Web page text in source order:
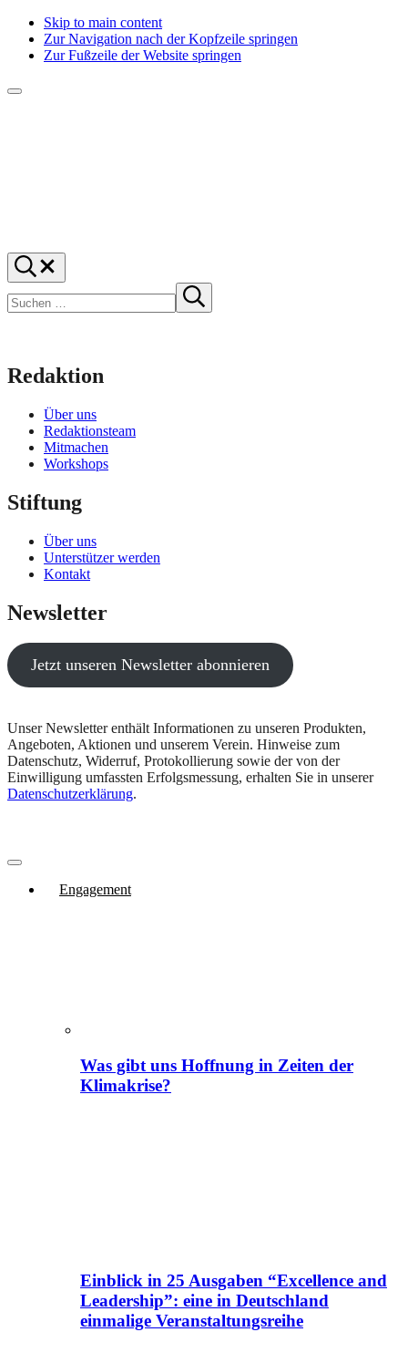
Skip to main content
Zur Navigation nach der Kopfzeile springen
Zur Fußzeile der Website springen
Menü
f1rstlife
Und
was
denkst
du?
Suchen
…
Suche
starten
Redaktion
Über uns
Redaktionsteam
Mitmachen
Workshops
Stiftung
Über uns
Unterstützer werden
Kontakt
Newsletter
Jetzt unseren Newsletter abonnieren
Unser Newsletter enthält Informationen zu unseren Produkten,
Angeboten, Aktionen und unserem Verein. Hinweise zum
Datenschutz, Widerruf, Protokollierung sowie der von der
Einwilligung umfassten Erfolgsmessung, erhalten Sie in unserer
Datenschutzerklärung.
Engagement
Was gibt uns Hoffnung in Zeiten der
Klimakrise?
Einblick in 25 Ausgaben “Excellence and
Leadership”: eine in Deutschland
einmalige Veranstaltungsreihe